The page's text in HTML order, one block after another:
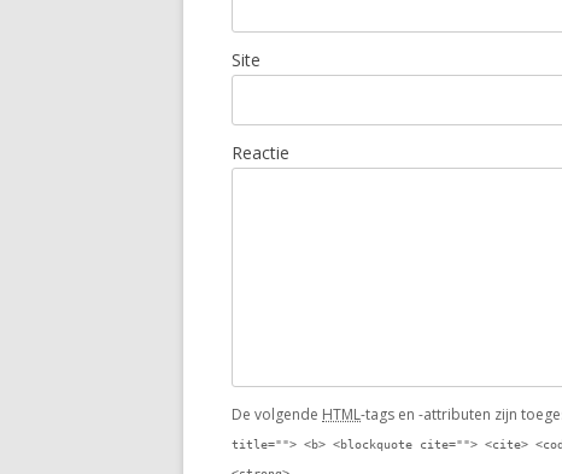
Site
Reactie
De volgende HTML-tags en -attributen zijn
title=""> <b> <blockquote cite=""> <cite>